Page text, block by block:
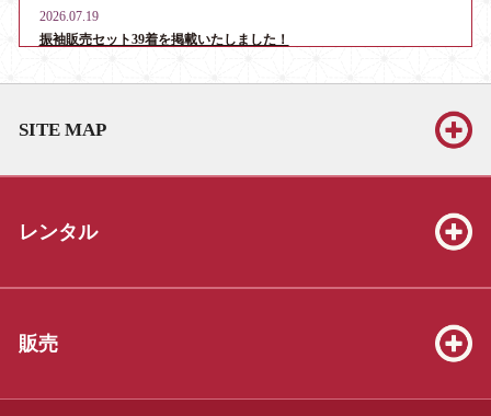
2026.07.19
振袖販売セット39着を掲載いたしました！
2026.06.13
した！
2026.06.13
2026.06.13
した！
2026.05.23
SITE MAP
レンタル
販売